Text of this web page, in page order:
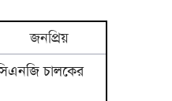
জনপ্রিয়
চালকের